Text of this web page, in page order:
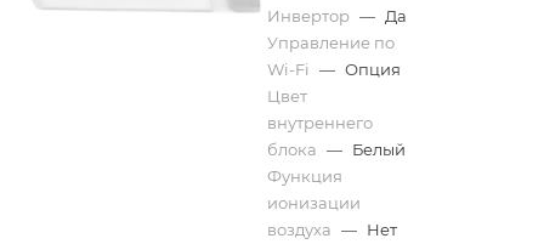
Инвертор — Да
Управление по
Wi-Fi
— Опция
Цвет
внутреннего
блока — Белый
Функция
ионизации
воздуха — Нет